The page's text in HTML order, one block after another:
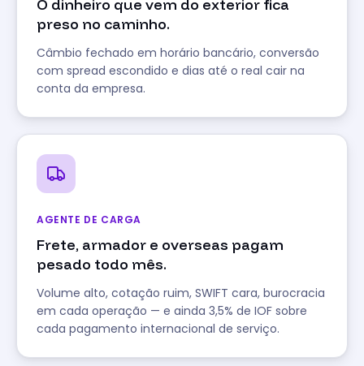
O dinheiro que vem do exterior fica
preso no caminho.
Câmbio fechado em horário bancário, conversão
com spread escondido e dias até o real cair na
conta da empresa.
AGENTE DE CARGA
Frete, armador e overseas pagam
pesado todo mês.
Volume alto, cotação ruim, SWIFT cara, burocracia
em cada operação — e ainda 3,5% de IOF sobre
cada pagamento internacional de serviço.